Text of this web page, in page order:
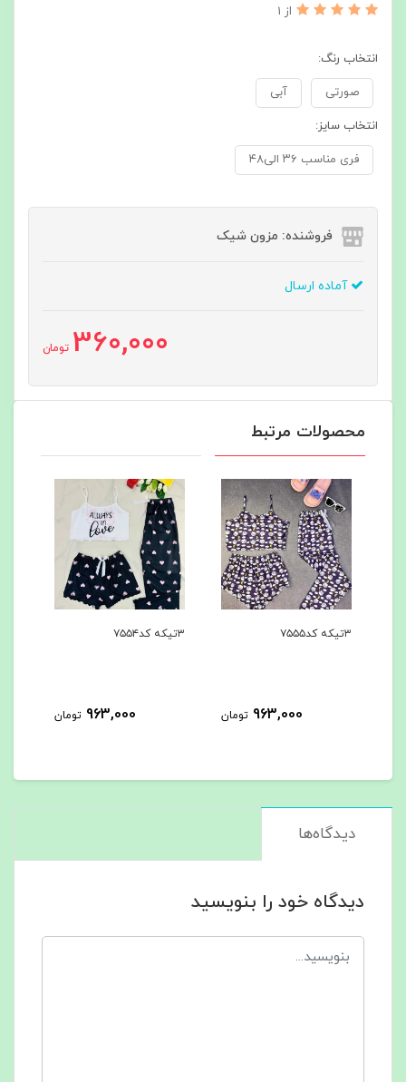
از 1
انتخاب رنگ:
صورتی آبی
انتخاب سایز:
فری مناسب ۳۶ الی۴۸
فروشنده: مزون شیک
آماده ارسال
360,000 تومان
محصولات مرتبط
۳تیکه کد۷۵۵۴
963,000 تومان
۳تیکه کد۷۵۵۳
963,000 تومان
دیدگاه‌ها
دیدگاه خود را بنویسید